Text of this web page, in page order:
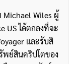
Michael Wiles ผู้
US ได้ตกลงที่จะ
และรับสิ
พย์สินคริปโตของ